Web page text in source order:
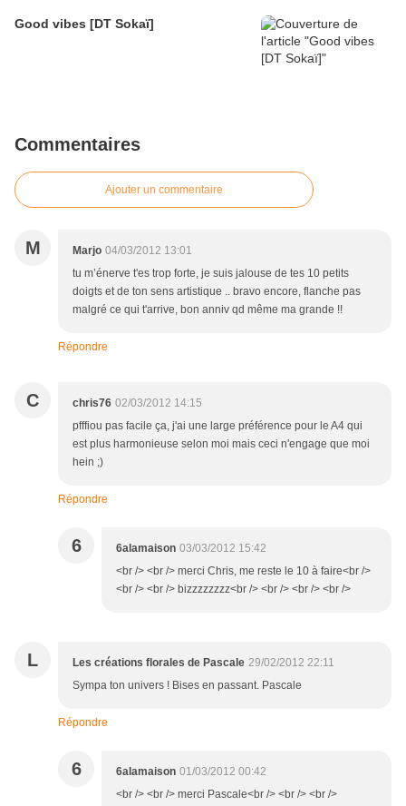
Good vibes [DT Sokaï]
Commentaires
Ajouter un commentaire
M Marjo 04/03/2012 13:01
tu m’énerve t'es trop forte, je suis jalouse de tes 10 petits
doigts et de ton sens artistique .. bravo encore, flanche pas
malgré ce qui t'arrive, bon anniv qd même ma grande !!
Répondre
C chris76 02/03/2012 14:15
pfffiou pas facile ça, j'ai une large préférence pour le A4 qui
est plus harmonieuse selon moi mais ceci n'engage que moi
hein ;)
Répondre
6 6alamaison 03/03/2012 15:42
<br /> <br /> merci Chris, me reste le 10 à faire<br />
<br /> <br /> bizzzzzzzz<br /> <br /> <br /> <br />
L Les créations florales de Pascale 29/02/2012 22:11
Sympa ton univers ! Bises en passant. Pascale
Répondre
6 6alamaison 01/03/2012 00:42
<br /> <br /> merci Pascale<br /> <br /> <br />